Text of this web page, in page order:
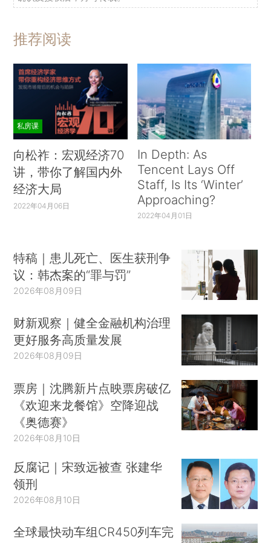
推荐阅读
私房课
向松祚：宏观经济70
讲，带你了解国内外
经济大局
2022年04月06日
In Depth: As
Tencent Lays Off
Staff, Is Its ‘Winter’
Approaching?
2022年04月01日
特稿｜患儿死亡、医生获刑争
议：韩杰案的“罪与罚”
2026年08月09日
财新观察｜健全金融机构治理
更好服务高质量发展
2026年08月09日
票房｜沈腾新片点映票房破亿
《欢迎来龙餐馆》空降迎战
《奥德赛》
2026年08月10日
反腐记｜宋致远被查 张建华
领刑
2026年08月10日
全球最快动车组CR450列车完